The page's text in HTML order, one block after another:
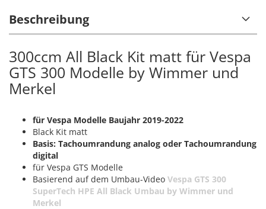
Beschreibung
300ccm All Black Kit matt für Vespa
GTS 300 Modelle by Wimmer und
Merkel
für Vespa Modelle Baujahr 2019-2022
Black Kit matt
Basis: Tachoumrandung analog oder Tachoumrandung
digital
für Vespa GTS Modelle
Basierend auf dem Umbau-Video Vespa GTS 300
SuperTech HPE All Black Umbau by Wimmer und
Merkel